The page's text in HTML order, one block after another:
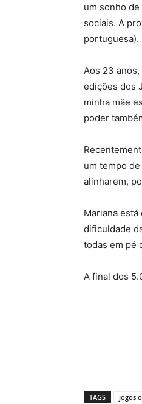
um sonho
sociais. A
portuguesa).
Aos 23
edições dos
minha mãe
poder
um tempo
alinharem,
Mariana
dificuldade
todas em pé
A final dos
TAGS jogos